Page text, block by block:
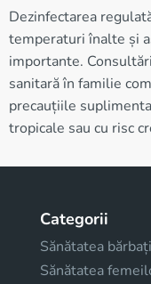
Dezinfectarea
temperaturi înalte și
importante.
sanitară în familie
precauțiile
tropicale sau cu risc
Categorii
Sănătatea
Sănătatea